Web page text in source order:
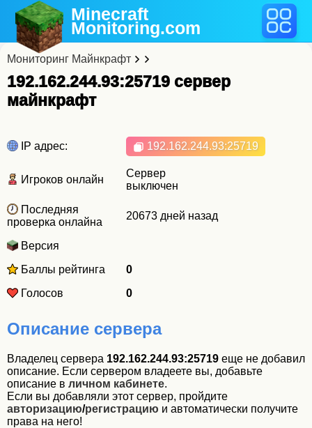
Minecraft
Monitoring.com
Мониторинг Майнкрафт
192.162.244.93:25719 cервер
майнкрафт
IP адрес: 192.162.244.93:25719
Игроков онлайн
Сервер
выключен
Последняя
проверка онлайна
20673 дней назад
Версия
Баллы рейтинга
0
Голосов
0
Описание сервера
Владелец сервера 192.162.244.93:25719 еще не добавил
описание. Если сервером владеете вы, добавьте
описание в личном кабинете.
Если вы добавляли этот сервер, пройдите
авторизацию/регистрацию и автоматически получите
права на него!